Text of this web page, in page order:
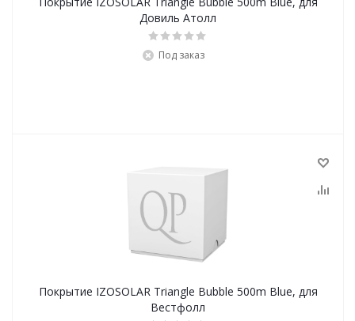
Довиль Атолл
Под заказ
Покрытие IZOSOLAR Triangle Bubble 500m Blue, для
Вестфолл